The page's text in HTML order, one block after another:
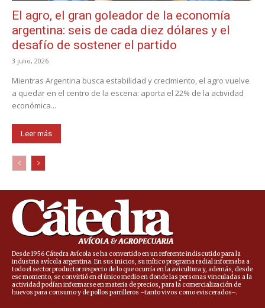
El agro, el gran goleador de la economía
argentina: seis de cada diez dólares y el
desafío de sostener el partido
3 julio, 2026
Mientras Argentina busca estabilidad y crecimiento, el agro vuelve
a quedar en el centro de la escena: aporta el 22% de la actividad
económica...
Leer más
Desde 1956 Cátedra Avícola se ha convertido en un referente indiscutido para la
industria avícola argentina. En sus inicios, su mítico programa radial informaba a
todo el sector productor respecto de lo que ocurría en la avicultura y, además, desde
ese momento, se convirtió en el único medio en donde las personas vinculadas a la
actividad podían informarse en materia de precios, para la comercialización de
huevos para consumo y de pollos parrilleros –tanto vivos como eviscerados–.